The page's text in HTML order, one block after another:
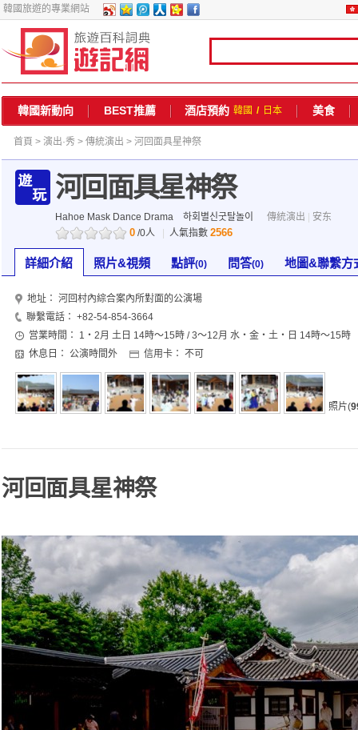
韓國旅遊的專業網站
韓國新動向 BEST推薦 酒店預約 韓國 / 日本 美食
首頁 > 演出·秀 > 傳統演出 > 河回面具星神祭
河回面具星神祭
Hahoe Mask Dance Drama 하회별신굿탈놀이 傳統演出 安东
0 /0人 人氣指數 2566
詳細介紹 照片&視頻 點評(0) 問答(0) 地圖&聯繫方
地址： 河回村內綜合案內所對面的公演場
聯繫電話： +82-54-854-3664
営業時間： 1・2月 土日 14時～15時 / 3～12月 水・金・土・日 14時～15時
休息日： 公演時間外 信用卡： 不可
照片(
河回面具星神祭